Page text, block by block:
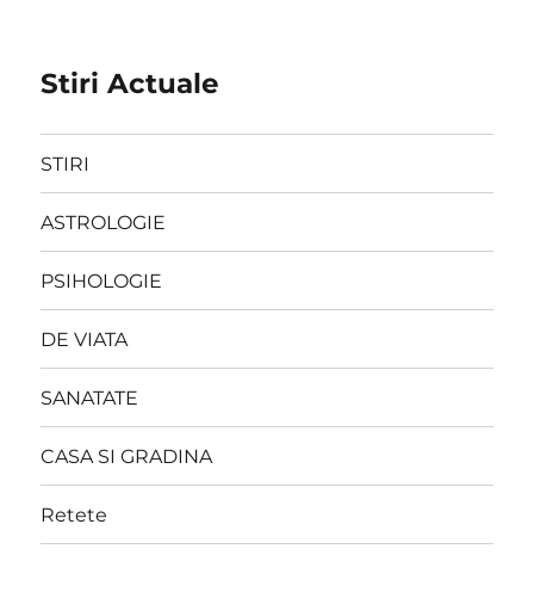
Stiri Actuale
STIRI
ASTROLOGIE
PSIHOLOGIE
DE VIATA
SANATATE
CASA SI GRADINA
Retete